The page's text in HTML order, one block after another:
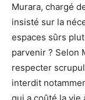
Murara, chargé
insisté sur la
espaces sûrs
parvenir ? Selon
respecter
interdit